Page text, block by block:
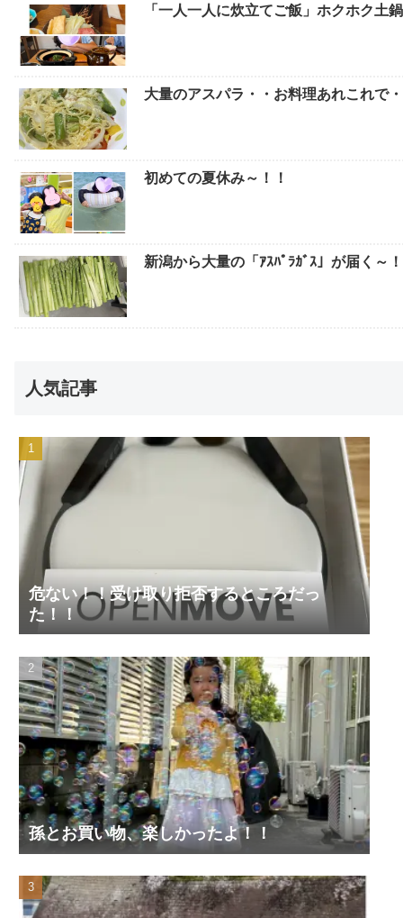
「一人一人に炊立てご飯」ホクホク土
大量のアスパラ・・お料理あれこれで
初めての夏休み～！！
新潟から大量の「ｱｽﾊﾟﾗｶﾞｽ」が届く～
人気記事
危ない！！受け取り拒否するところだっ
た！！
孫とお買い物、楽しかったよ！！